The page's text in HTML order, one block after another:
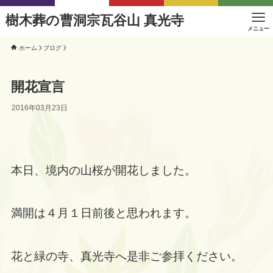
樹木葬の曹洞宗瓦谷山 真光寺
メニュー
ホーム ブログ
開花宣言
2016年03月23日
本日、境内の山桜が開花しました。
満開は４月１日前後と思われます。
花と緑の寺、真光寺へ是非ご参拝ください。